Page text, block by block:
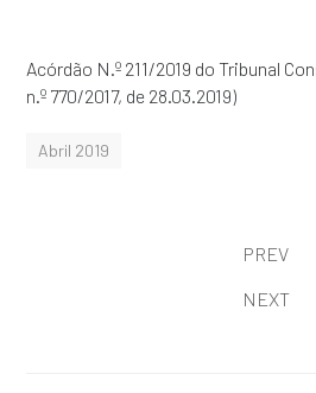
Acórdão N.º 211/2019 do Tribunal
n.º 770/2017, de 28.03.2019)
Abril 2019
PREV
NEXT